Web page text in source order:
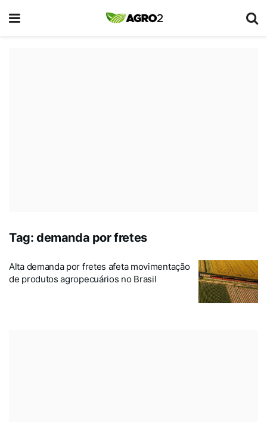
Tag: demanda por fretes
Alta demanda por fretes afeta movimentação
de produtos agropecuários no Brasil